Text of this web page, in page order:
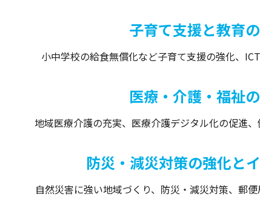
子育て支援と教育
小中学校の給食無償化など子育て支援の強化、
医療・介護・福祉
地域医療介護の充実、医療介護デジタル化の促進、
防災・減災対策の強化と
自然災害に強い地域づくり、防災・減災対策、郵便